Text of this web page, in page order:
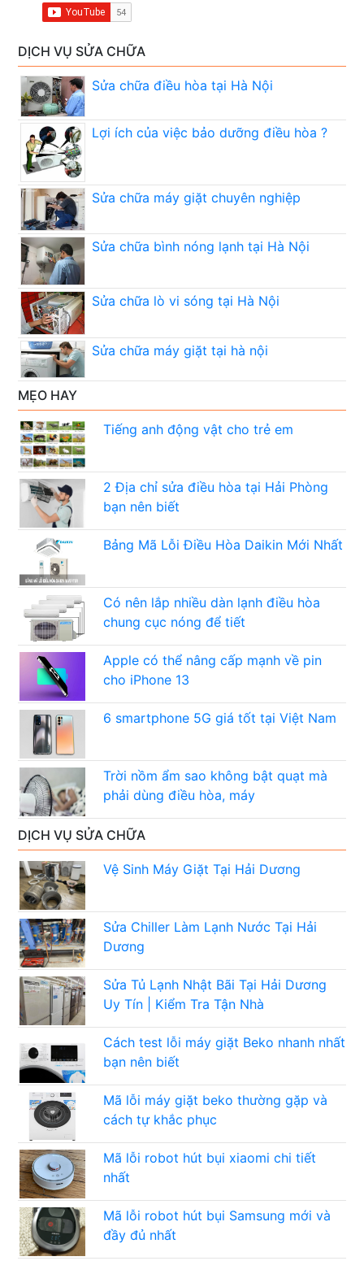
DỊCH VỤ SỬA CHỮA
Sửa chữa điều hòa tại Hà Nội
Lợi ích của việc bảo dưỡng điều hòa ?
Sửa chữa máy giặt chuyên nghiệp
Sửa chữa bình nóng lạnh tại Hà Nội
Sửa chữa lò vi sóng tại Hà Nội
Sửa chữa máy giặt tại hà nội
MẸO HAY
Tiếng anh động vật cho trẻ em
2 Địa chỉ sửa điều hòa tại Hải Phòng
bạn nên biết
Bảng Mã Lỗi Điều Hòa Daikin Mới Nhất
Có nên lắp nhiều dàn lạnh điều hòa
chung cục nóng để tiết
Apple có thể nâng cấp mạnh về pin
cho iPhone 13
6 smartphone 5G giá tốt tại Việt Nam
Trời nồm ẩm sao không bật quạt mà
phải dùng điều hòa, máy
DỊCH VỤ SỬA CHỮA
Vệ Sinh Máy Giặt Tại Hải Dương
Sửa Chiller Làm Lạnh Nước Tại Hải
Dương
Sửa Tủ Lạnh Nhật Bãi Tại Hải Dương
Uy Tín | Kiểm Tra Tận Nhà
Cách test lỗi máy giặt Beko nhanh nhất
bạn nên biết
Mã lỗi máy giặt beko thường gặp và
cách tự khắc phục
Mã lỗi robot hút bụi xiaomi chi tiết
nhất
Mã lỗi robot hút bụi Samsung mới và
đầy đủ nhất